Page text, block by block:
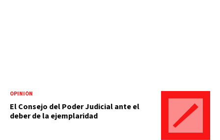
OPINIÓN
El Consejo del Poder Judicial ante el
deber de la ejemplaridad